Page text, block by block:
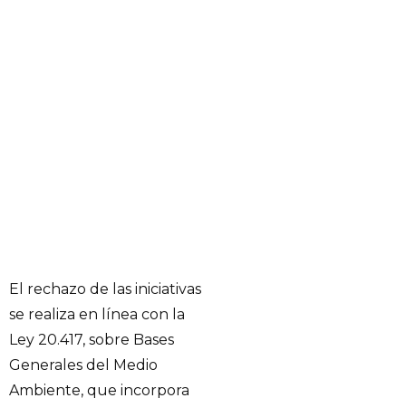
El rechazo de las iniciativas
se realiza en línea con la
Ley 20.417, sobre Bases
Generales del Medio
Ambiente, que incorpora